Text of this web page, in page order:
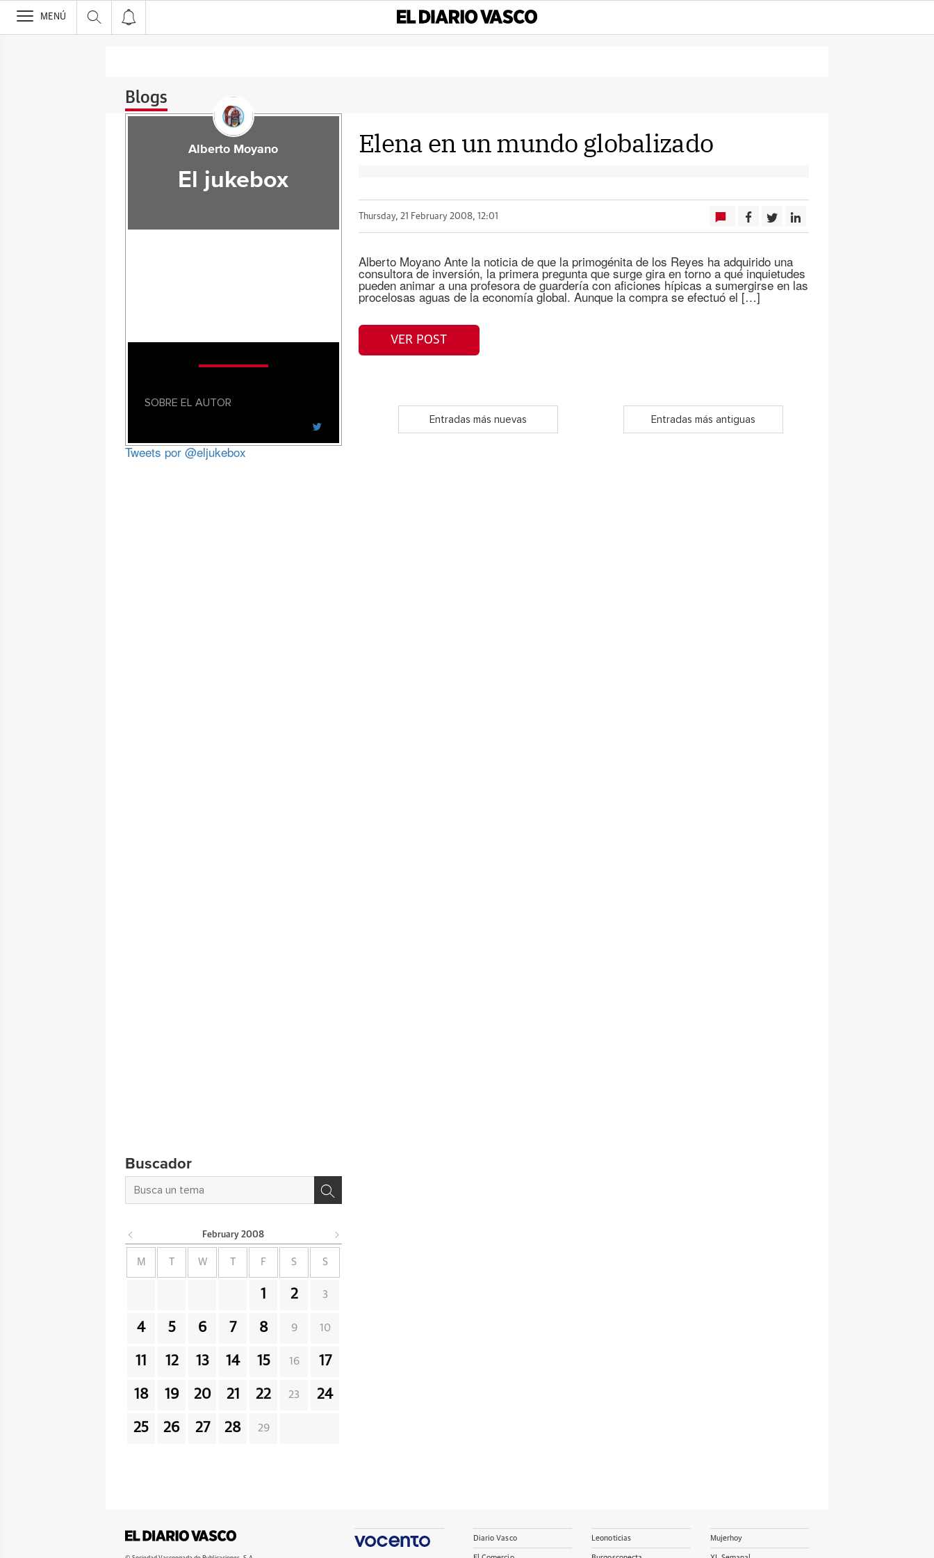
>
MENÚ
Blogs
Elena en un mundo globalizado
Thursday, 21 February 2008, 12:01
Alberto Moyano Ante la noticia de que la primogénita de los Reyes ha adquirido una
consultora de inversión, la primera pregunta que surge gira en torno a qué inquietudes
pueden animar a una profesora de guardería con aficiones hípicas a sumergirse en las
procelosas aguas de la economía global. Aunque la compra se efectuó el […]
VER POST
Entradas más nuevas Entradas más antiguas
Alberto Moyano
El jukebox
SOBRE EL AUTOR
Tweets por @eljukebox
Buscador
February 2008
M W F S S
1 2 3
4 5 6 7 8 9 10
11 12 13 14 15 16 17
18 19 20 21 22 23 24
25 26 27 28 29
Diario Vasco Leonoticias Mujerhoy